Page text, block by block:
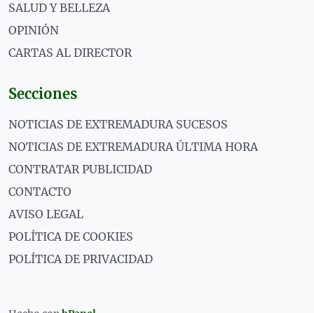
SALUD Y BELLEZA
OPINIÓN
CARTAS AL DIRECTOR
Secciones
NOTICIAS DE EXTREMADURA SUCESOS
NOTICIAS DE EXTREMADURA ÚLTIMA HORA
CONTRATAR PUBLICIDAD
CONTACTO
AVISO LEGAL
POLÍTICA DE COOKIES
POLÍTICA DE PRIVACIDAD